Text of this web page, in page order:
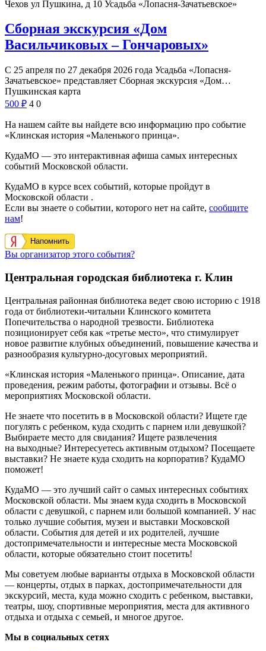
Чехов ул Пушкина, д 10 Усадьба «Лопасня-Зачатьевское»
Сборная экскурсия «Дом
Васильчиковых – Гончаровых»
С 25 апреля по 27 декабря 2026 года Усадьба «Лопасня-
Зачатьевское» представляет Сборная экскурсия «Дом…
Пушкинская карта
500 ₽ 4 0
На нашем сайте вы найдете всю информацию про событие
«Клинская история «Маленького принца».
КудаМО — это интерактивная афиша самых интересных
событий Московской области.
КудаМО в курсе всех событий, которые пройдут в
Московской области .
Если вы знаете о событии, которого нет на сайте, сообщите
нам!
Напомнить
Вы организатор этого события?
Центральная городская библиотека г. Клин
Центральная районная библиотека ведет свою историю с 1918
года от библиотеки-читальни Клинского комитета
Попечительства о народной трезвости. Библиотека
позиционирует себя как «третье место», что стимулирует
новое развитие клубных объединений, повышение качества и
разнообразия культурно-досуговых мероприятий.
«Клинская история «Маленького принца». Описание, дата
проведения, режим работы, фотографии и отзывы. Всё о
мероприятиях Московской области.
Не знаете что посетить в в Московской области? Ищете где
погулять с ребенком, куда сходить с парнем или девушкой?
Выбираете место для свидания? Ищете развлечения
на выходные? Интересуетесь активным отдыхом? Посещаете
выставки? Не знаете куда сходить на корпоратив? КудаМО
поможет!
КудаМО — это лучший сайт о самых интересных событиях
Московской области. Мы знаем куда сходить в Московской
области с девушкой, с парнем или большой компанией. У нас
только лучшие события, музеи и выставки Московской
области. События для детей и их родителей, лучшие
достопримечательности и интересные места Московской
области, которые обязательно стоит посетить!
Мы советуем любые варианты отдыха в Московской области
— концерты, отдых в парках, достопримечательности для
экскурсий, места, куда можно сходить с ребенком, выставки,
театры, шоу, спортивные мероприятия, места для активного
отдыха и отдыха с семьей, и многое другое.
Мы в социальных сетях